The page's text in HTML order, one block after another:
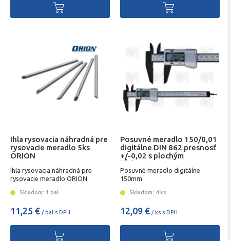
Ihla rysovacia náhradná pre
rysovacie meradlo 5ks
ORION
Ihla rysovacia náhradná pre
rysovacie meradlo ORION
Skladom: 1 bal
11,25 € / bal s DPH
Posuvné meradlo 150/0,01
digitálne DIN 862 presnosť
+/-0,02 s plochým
hĺbkomerom
Posuvné meradlo digitálne
150mm
Skladom: 4 ks
12,09 € / ks s DPH